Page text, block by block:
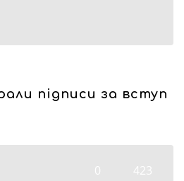
підписи за вступ
0 423